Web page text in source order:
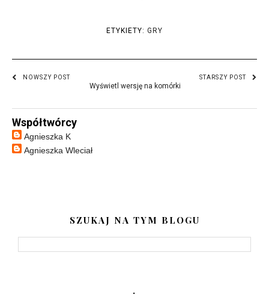
ETYKIETY: GRY
NOWSZY POST STARSZY POST
Wyświetl wersję na komórki
Współtwórcy
Agnieszka K
Agnieszka Wleciał
SZUKAJ NA TYM BLOGU
.